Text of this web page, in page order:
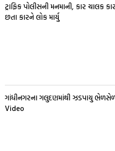
ટ્રાફિક પોલીસની મનમાની, કાર ચાલક
છતા કારને લોક માર્યુ
ગાંધીનગરના ગલુદણમાંથી ઝડપાયુ
Video